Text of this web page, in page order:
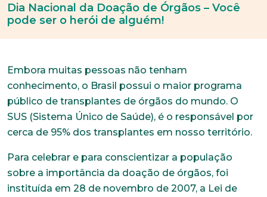
Dia Nacional da Doação de Órgãos – Você
pode ser o herói de alguém!
Embora muitas pessoas não tenham
conhecimento, o Brasil possui o maior programa
público de transplantes de órgãos do mundo. O
SUS (Sistema Único de Saúde), é o responsável por
cerca de 95% dos transplantes em nosso território.
Para celebrar e para conscientizar a população
sobre a importância da doação de órgãos, foi
instituída em 28 de novembro de 2007, a Lei de